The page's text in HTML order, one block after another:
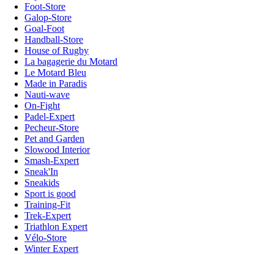
Foot-Store
Galop-Store
Goal-Foot
Handball-Store
House of Rugby
La bagagerie du Motard
Le Motard Bleu
Made in Paradis
Nauti-wave
On-Fight
Padel-Expert
Pecheur-Store
Pet and Garden
Slowood Interior
Smash-Expert
Sneak'In
Sneakids
Sport is good
Training-Fit
Trek-Expert
Triathlon Expert
Vélo-Store
Winter Expert